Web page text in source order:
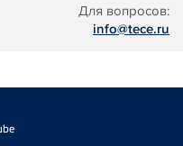
Для вопросов:
info@tece.ru